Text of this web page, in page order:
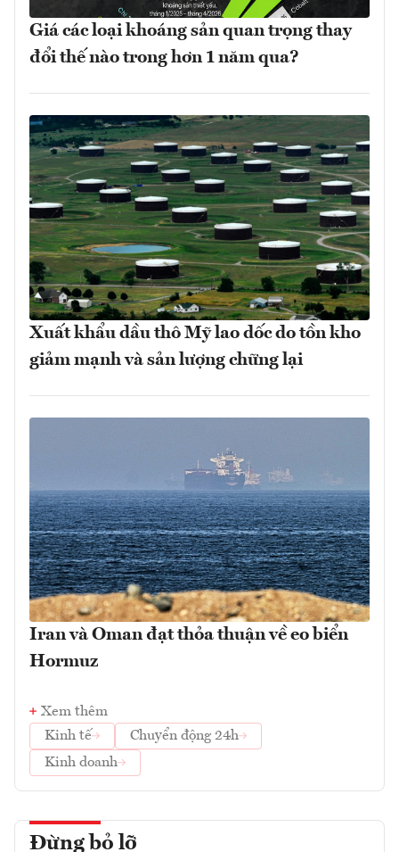
Giá các loại khoáng sản quan trọng thay
đổi thế nào trong hơn 1 năm qua?
Xuất khẩu dầu thô Mỹ lao dốc do tồn kho
giảm mạnh và sản lượng chững lại
Iran và Oman đạt thỏa thuận về eo biển
Hormuz
Xem thêm
Kinh tế
Chuyển động 24h
Kinh doanh
Đừng bỏ lỡ